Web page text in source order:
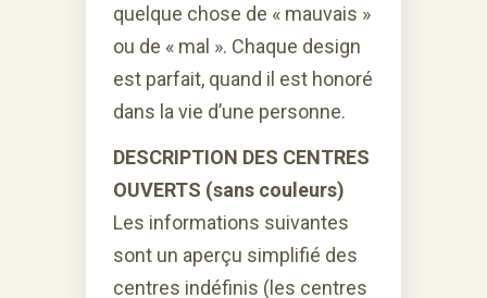
quelque chose de « mauvais »
ou de « mal ». Chaque design
est parfait, quand il est honoré
dans la vie d’une personne.
DESCRIPTION DES CENTRES
OUVERTS (sans couleurs)
Les informations suivantes
sont un aperçu simplifié des
centres indéfinis (les centres